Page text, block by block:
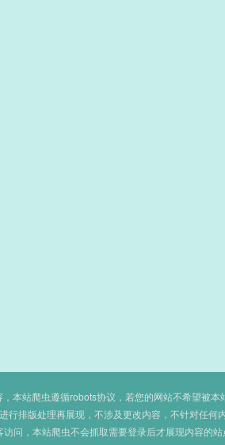
本站爬虫遵循robots协议，若您的网站不希望被本
行排版处理再展现，不涉及更改内容，不针对任何
问，本站爬虫不会抓取需要登录后才展现内容的